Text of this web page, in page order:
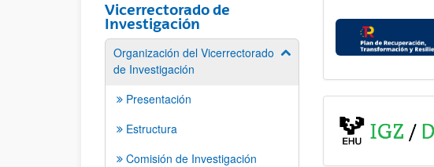
Vicerrectorado de
Investigación
Organización del Vicerrectorado
de Investigación
Mostrar/ocultar subpáginas
Presentación
Estructura
Comisión de Investigación